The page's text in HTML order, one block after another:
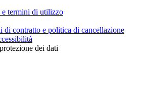
termini di utilizzo
di contratto e politica di cancellazione
dei dati